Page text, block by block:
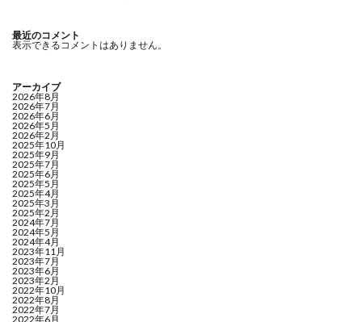
最近のコメント
表示できるコメントはありません。
アーカイブ
2026年8月
2026年7月
2026年6月
2026年5月
2026年2月
2025年10月
2025年9月
2025年7月
2025年6月
2025年5月
2025年4月
2025年3月
2025年2月
2024年7月
2024年5月
2024年4月
2023年11月
2023年7月
2023年6月
2023年2月
2022年10月
2022年8月
2022年7月
2022年6月